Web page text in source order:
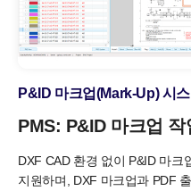
P&ID 마크업(Mark-Up) 시스
PMS: P&ID 마크업 작
DXF CAD 환경 없이 P&ID 마크
지원하며, DXF 마크업과 PDF